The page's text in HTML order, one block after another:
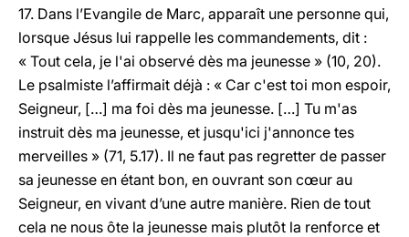
17. Dans l’Evangile de Marc, apparaît une personne qui,
lorsque Jésus lui rappelle les commandements, dit :
« Tout cela, je l'ai observé dès ma jeunesse » (10, 20).
Le psalmiste l’affirmait déjà : « Car c'est toi mon espoir,
Seigneur, […] ma foi dès ma jeunesse. […] Tu m'as
instruit dès ma jeunesse, et jusqu'ici j'annonce tes
merveilles » (71, 5.17). Il ne faut pas regretter de passer
sa jeunesse en étant bon, en ouvrant son cœur au
Seigneur, en vivant d’une autre manière. Rien de tout
cela ne nous ôte la jeunesse mais plutôt la renforce et